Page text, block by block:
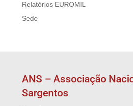
Relatórios EUROMIL
Sede
ANS – Associação
Sargentos